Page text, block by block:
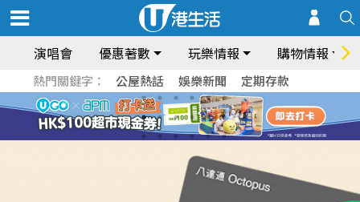
演唱會 優惠著數 玩樂情報 購物情報
熱門關鍵字： 公屋熱話 娛樂新聞 定期存款